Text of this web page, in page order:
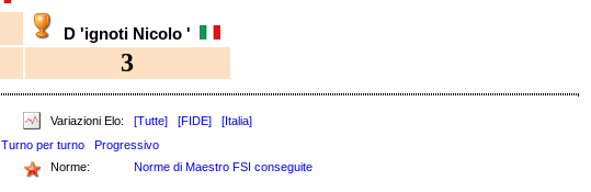
D 'ignoti Nicolo '
3
Variazioni Elo: [Tutte] [FIDE]
[Italia]
Turno per turno
Progressivo
Norme: Norme di Maestro FSI conseguite